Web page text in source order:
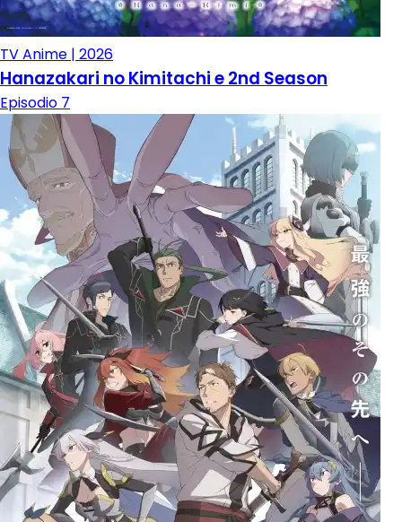
TV Anime | 2026
Hanazakari no Kimitachi e 2nd Season
Episodio 7